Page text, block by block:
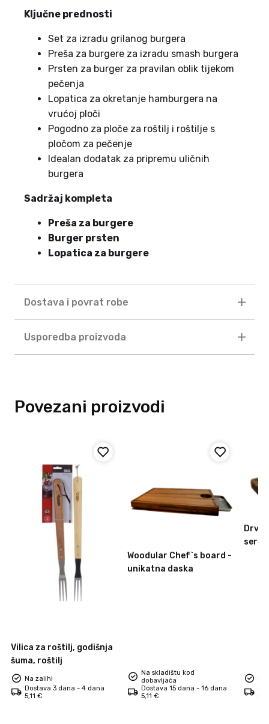
Ključne prednosti
Set za izradu grilanog burgera
Preša za burgere za izradu smash burgera
Prsten za burger za pravilan oblik tijekom
pečenja
Lopatica za okretanje hamburgera na
vrućoj ploči
Pogodno za ploče za roštilj i roštilje s
pločom za pečenje
Idealan dodatak za pripremu uličnih
burgera
Sadržaj kompleta
Preša za burgere
Burger prsten
Lopatica za burgere
Dostava i povrat robe
Usporedba proizvoda
Povezani proizvodi
Vilica za roštilj, godišnja
šuma, roštilj
Na zalihi
Dostava 3 dana - 4 dana
5,11 €
Woodular Chef`s board -
unikatna daska
Na skladištu kod
dobavljača
Dostava 15 dana - 16 dana
5,11 €
Na